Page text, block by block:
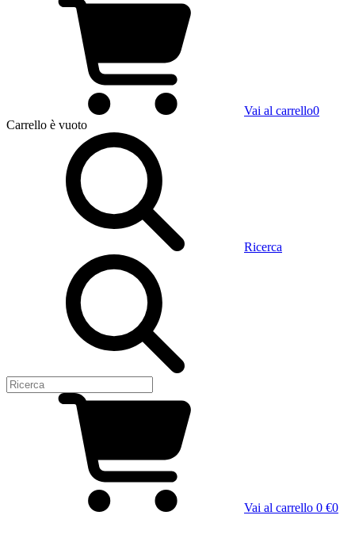
Vai al carrello0
Carrello è vuoto
Ricerca
Vai al carrello 0 €0